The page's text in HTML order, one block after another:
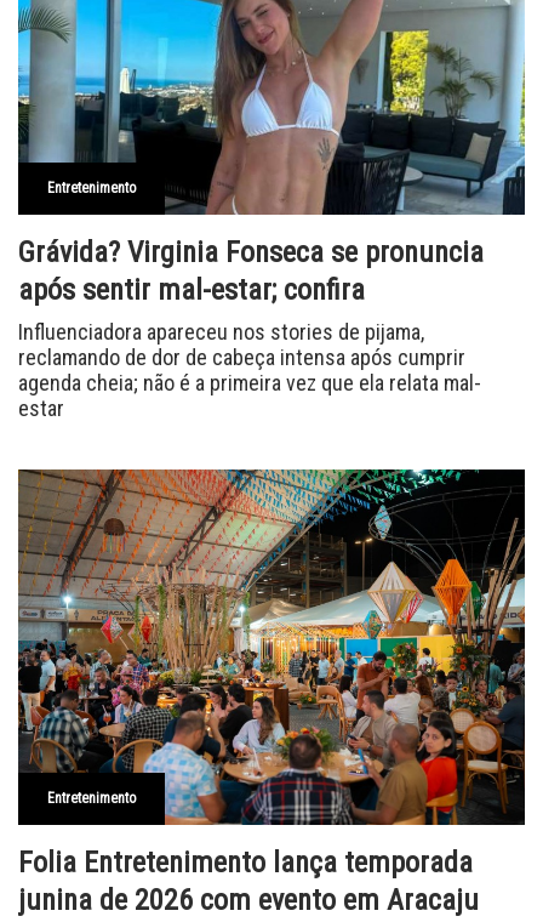
Entretenimento
Grávida? Virginia Fonseca se pronuncia
após sentir mal-estar; confira
Influenciadora apareceu nos stories de pijama,
reclamando de dor de cabeça intensa após cumprir
agenda cheia; não é a primeira vez que ela relata mal-
estar
Entretenimento
Folia Entretenimento lança temporada
junina de 2026 com evento em Aracaju